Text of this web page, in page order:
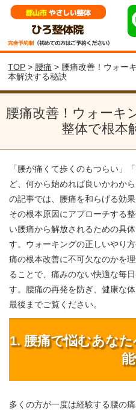
TOP > 腰痛 > 腰痛改善！ウォー
本解決する秘訣
腰痛改善！ウォーキ
整体で根本
「腰が痛くて歩くのもつらい」
ど、何から始めれば良いかわか
の記事では、腰痛を和らげる効
その根本原因にアプローチする
い腰痛から解放されるための具
す。ウォーキングの正しいやり
痛の根本改善に不可欠なのかを
ることで、痛みのない快適な毎
す。腰痛の再発を防ぎ、健康な
最後までご覧ください。
1. 腰痛で悩むあな
多くの方が一度は経験する腰の